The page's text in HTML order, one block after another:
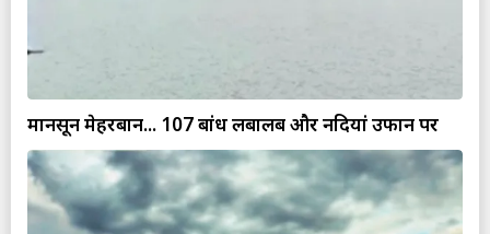
मानसून मेहरबान... 107 बांध लबालब और नदियां उफान पर